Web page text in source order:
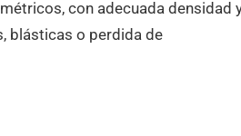
con adecuada densidad
blásticas o perdida de